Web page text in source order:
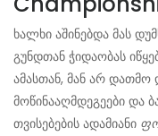
ხალხი აშინებდა მას
გუნდთან ჭიდაობას
ამასთან, მან არ დათმო
მოწინააღმდეგეები და
თვისებების ადამიანი